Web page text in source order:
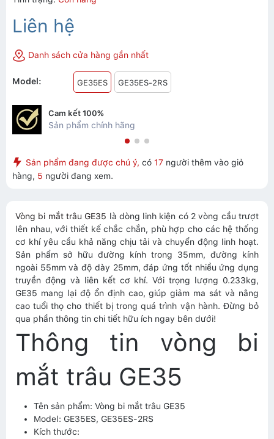
Liên hệ
Danh sách cửa hàng gần nhất
Model: GE35ES GE35ES-2RS
Cam kết 100%
Sản phẩm chính hãng
Sản phẩm đang được chú ý, có 17 người thêm vào giỏ
hàng, 5 người đang xem.
Vòng bi mắt trâu GE35 là dòng linh kiện có 2 vòng cầu trượt
lên nhau, với thiết kế chắc chắn, phù hợp cho các hệ thống
cơ khí yêu cầu khả năng chịu tải và chuyển động linh hoạt.
Sản phẩm sở hữu đường kính trong 35mm, đường kính
ngoài 55mm và độ dày 25mm, đáp ứng tốt nhiều ứng dụng
truyền động và liên kết cơ khí. Với trọng lượng 0.233kg,
GE35 mang lại độ ổn định cao, giúp giảm ma sát và nâng
cao tuổi thọ cho thiết bị trong quá trình vận hành. Đừng bỏ
qua phần thông tin chi tiết hữu ích ngay bên dưới!
Thông tin vòng bi
mắt trâu GE35
Tên sản phẩm: Vòng bi mắt trâu GE35
Model: GE35ES, GE35ES-2RS
Kích thước: